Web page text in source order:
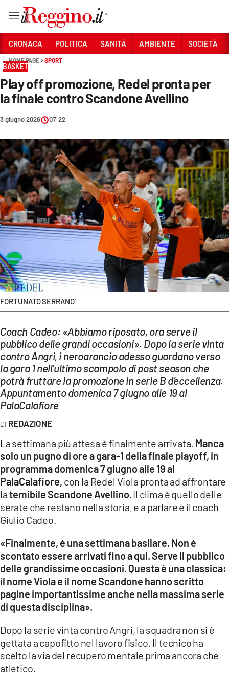
Sezioni
CRONACA
AMBIENTE
SOCIETÀ
CULTURA
ECONOMIA E LAVORO
EVENTI
SPORT
Streaming
LAC TV
LAC NETWORK
LAC ONAIR
LaC
Network
LACPLAY.IT
LACONAIR.IT
LACITYMAG.IT
ILREGGINO.IT
COSENZACHANNEL.IT
ILVIBONESE.IT
CATANZAROCHANNEL.IT
LACAPITALENEWS.IT
App
ANDROID
APPLE
CRONACA POLITICA SANITÀ AMBIENTE SOCIETÀ
HOME PAGE SPORT
BASKET
Play off promozione, Redel pronta per
la finale contro Scandone Avellino
FORTUNATO SERRANO'
3 giugno 2026 07:22
Coach Cadeo: «Abbiamo riposato, ora serve il
pubblico delle grandi occasioni». Dopo la serie vinta
contro Angri, i neroarancio adesso guardano verso
la gara 1 nell’ultimo scampolo di post season che
potrà fruttare la promozione in serie B d’eccellenza.
Appuntamento domenica 7 giugno alle 19 al
PalaCalafiore
REDAZIONE
La settimana più attesa è finalmente arrivata. Manca
solo un pugno di ore a gara-1 della finale playoff, in
programma domenica 7 giugno alle 19 al
PalaCalafiore, con la Redel Viola pronta ad affrontare
latemibile Scandone Avellino.Il clima è quello delle
serate che restano nella storia, e a parlare è il coach
Giulio Cadeo.
«Finalmente, è una settimana basilare. Non è
scontato essere arrivati fino a qui. Serve il pubblico
delle grandissime occasioni. Questa è una classica:
il nome Viola e il nome Scandone hanno scritto
pagine importantissime anche nella massima serie
di questa disciplina».
Dopo la serie vinta contro Angri, la squadra non si è
gettata a capofitto nel lavoro fisico. Il tecnico ha
scelto la via del recupero mentale prima ancora che
atletico.